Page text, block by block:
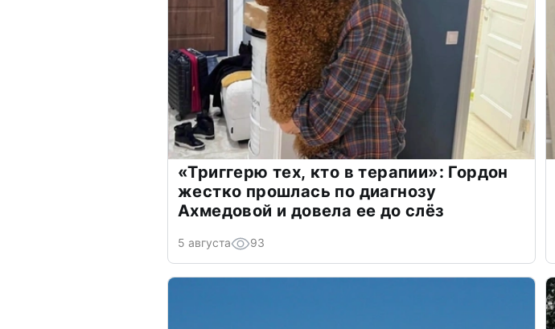
«Триггерю тех, кто в терапии»: Гордон
жестко прошлась по диагнозу
Ахмедовой и довела ее до слёз
5 августа 93